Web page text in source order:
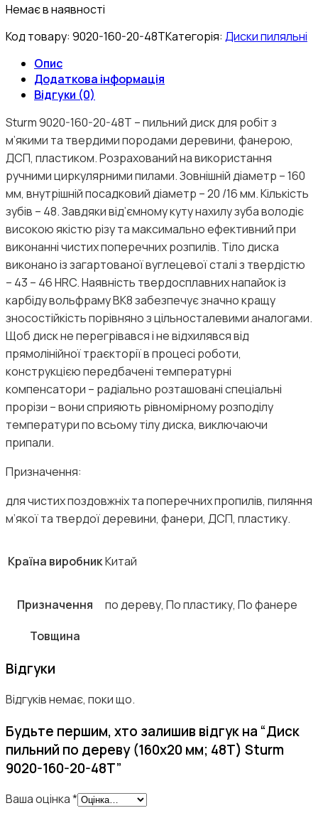
Немає в наявності
Код товару: 9020-160-20-48TКатегорія: Диски пиляльні
Опис
Додаткова інформація
Відгуки (0)
Sturm 9020-160-20-48T – пильний диск для робіт з
м’якими та твердими породами деревини, фанерою,
ДСП, пластиком. Розрахований на використання
ручними циркулярними пилами. Зовнішній діаметр – 160
мм, внутрішній посадковий діаметр – 20 /16 мм. Кількість
зубів – 48. Завдяки від’ємному куту нахилу зуба володіє
високою якістю різу та максимально ефективний при
виконанні чистих поперечних розпилів. Тіло диска
виконано із загартованої вуглецевої сталі з твердістю
– 43 – 46 HRC. Наявність твердосплавних напайок із
карбіду вольфраму ВК8 забезпечує значно кращу
зносостійкість порівняно з цільносталевими аналогами.
Щоб диск не перегрівався і не відхилявся від
прямолінійної траєкторії в процесі роботи,
конструкцією передбачені температурні
компенсатори – радіально розташовані спеціальні
прорізи – вони сприяють рівномірному розподілу
температури по всьому тілу диска, виключаючи
припали.
Призначення:
для чистих поздовжніх та поперечних пропилів, пиляння
м’якої та твердої деревини, фанери, ДСП, пластику.
Країна виробникКитай
Призначення
по дереву, По пластику, По фанере
Товщина
Відгуки
Відгуків немає, поки що.
Будьте першим, хто залишив відгук на “Диск
пильний по дереву (160х20 мм; 48T) Sturm
9020-160-20-48T”
Ваша оцінка*